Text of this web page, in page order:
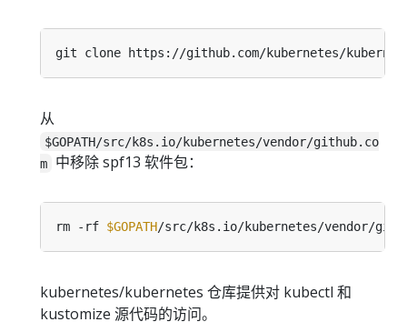
git clone https://github.com/kubernetes/
从
$GOPATH/src/k8s.io/kubernetes/vendor/github.co
m
中移除 spf13 软件包：
rm -rf $GOPATH
kubernetes/kubernetes 仓库提供对 kubectl 和
kustomize 源代码的访问。